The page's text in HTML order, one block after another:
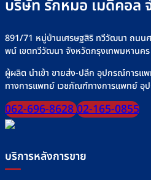
บริษัท รักหมอ เมดิคอล
891/71 หมู่บ้านเศรษฐสิริ ทวีวัฒนา ถนน
พน์ เขตทวีวัฒนา จังหวัดกรุงเทพมหานค
ผู้ผลิต นำเข้า ขายส่ง-ปลีก อุปกรณ์การ
ทางการแพทย์ เวชภัณฑ์ทางการแพทย์
062-696-862802-165-0855
บริการหลังการขาย